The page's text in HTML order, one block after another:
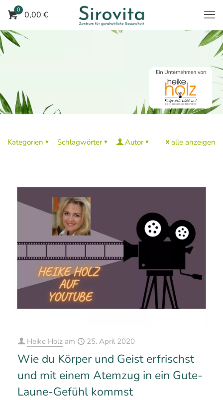
0 0,00 €
Kategorien Schlagwörter Autor alle anzeigen
Heike Holz am 25. April 2020
Wie du Körper und Geist erfrischst
und mit einem Atemzug in ein Gute-
Laune-Gefühl kommst